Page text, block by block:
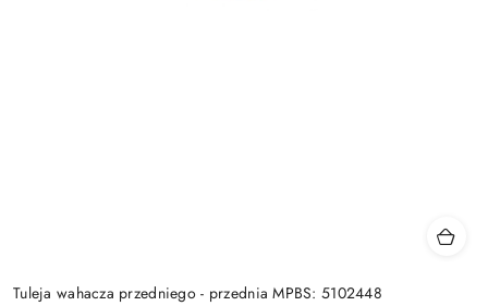
Tuleja wahacza przedniego - przednia MPBS: 5102448